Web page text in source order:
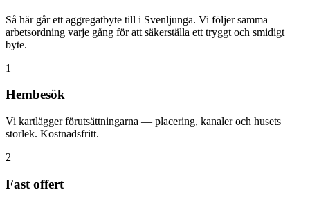
Så här går ett aggregatbyte till i Svenljunga. Vi följer samma
arbetsordning varje gång för att säkerställa ett tryggt och smidigt
byte.
1
Hembesök
Vi kartlägger förutsättningarna — placering, kanaler och husets
storlek. Kostnadsfritt.
2
Fast offert